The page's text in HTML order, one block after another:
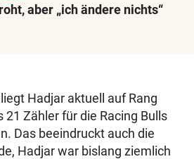
aber „ich ändere nichts“
Hadjar aktuell auf Rang
21 Zähler für die Racing Bulls
Das beeindruckt auch die
Hadjar war bislang ziemlich